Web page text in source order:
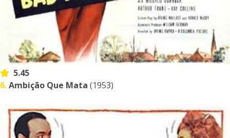
5.45
6.Ambição Que Mata (1953)